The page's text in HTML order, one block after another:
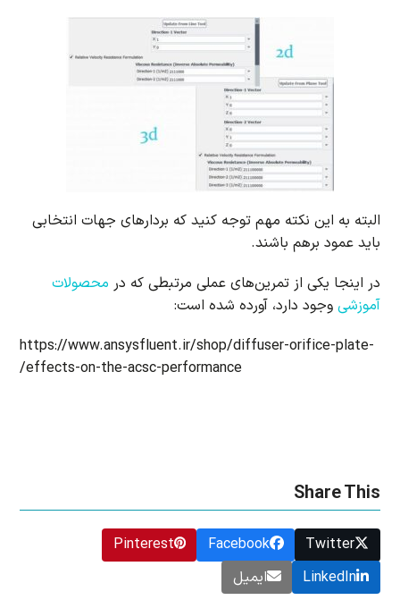
البته به این نکته مهم توجه کنید که بردارهای جهات انتخابی
باید عمود برهم باشند.
در اینجا یکی از تمرین‌های عملی مرتبطی که در محصولات
آموزشی وجود دارد، آورده شده است:
https://www.ansysfluent.ir/shop/diffuser-orifice-plate-
effects-on-the-acsc-performance/
Share This
Twitter
Facebook
Pinterest
LinkedIn
ایمیل